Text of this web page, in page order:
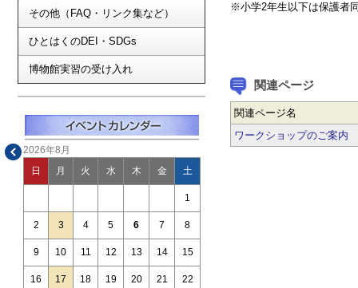
その他（FAQ・リンク集など）
ひとはくのDEI・SDGs
博物館実習の受け入れ
2026年8月
日 月 火 水 木 金 土
1
2 3 4 5 6 7 8
9 10 11 12 13 14 15
16 17 18 19 20 21 22
※小学2年生以下は保護者
関連ページ
関連ページ名
ワークショップのご案内